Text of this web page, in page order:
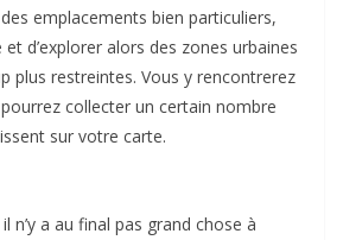
emplacements bien particuliers,
et d’explorer alors des zones urbaines
plus restreintes. Vous y rencontrerez
collecter un certain nombre
sur votre carte.
n’y a au final pas grand chose à